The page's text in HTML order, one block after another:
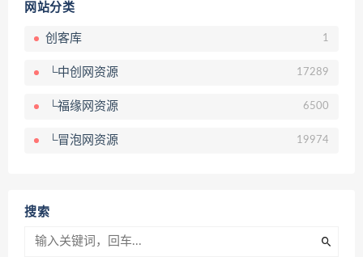
网站分类
创客库 1
└中创网资源 17289
└福缘网资源 6500
└冒泡网资源 19974
搜索